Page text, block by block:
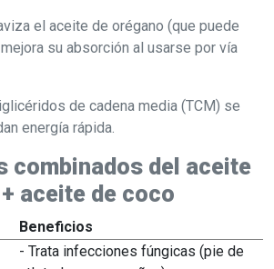
el aceite de orégano (que puede
su absorción al usarse por vía
de cadena media (TCM) se
energía rápida.
combinados del aceite
aceite de coco
Beneficios
- Trata infecciones fúngicas (pie de